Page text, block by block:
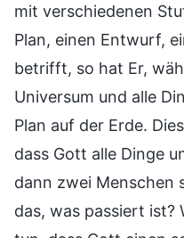
mit verschiedenen
Plan, einen Entwurf,
betrifft, so hat Er,
Universum und alle
Plan auf der Erde.
dass Gott alle Dinge
dann zwei Menschen
das, was passiert ist?